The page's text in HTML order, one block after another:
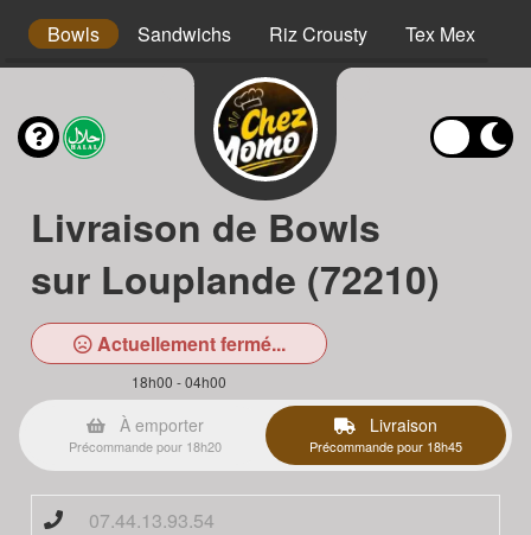
Bowls Sandwichs Riz Crousty Tex Mex
Livraison de Bowls
sur Louplande (72210)
Actuellement fermé...
18h00 - 04h00
À emporter
Précommande pour 18h20
Livraison
Précommande pour 18h45
07.44.13.93.54